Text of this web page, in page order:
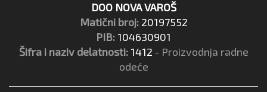
DOO NOVA VAROŠ
Matični broj: 20197552
PIB: 104630901
Šifra i naziv delatnosti: 1412 - Proizvodnja radne
odeće